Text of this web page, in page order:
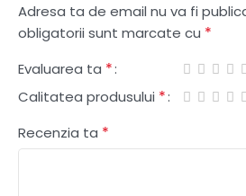
Adresa ta de email nu va fi
obligatorii sunt marcate cu *
Evaluarea ta *
Calitatea produsului *
Recenzia ta *